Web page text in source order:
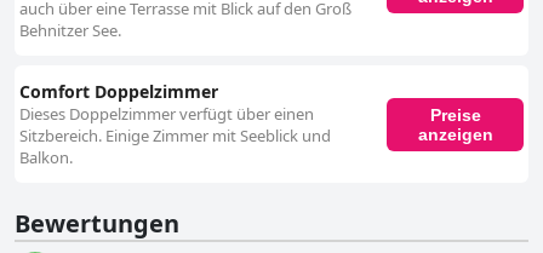
auch über eine Terrasse mit Blick auf den Groß
Behnitzer See.
Comfort Doppelzimmer
Dieses Doppelzimmer verfügt über einen
Sitzbereich. Einige Zimmer mit Seeblick und
Balkon.
Preise
anzeigen
Bewertungen